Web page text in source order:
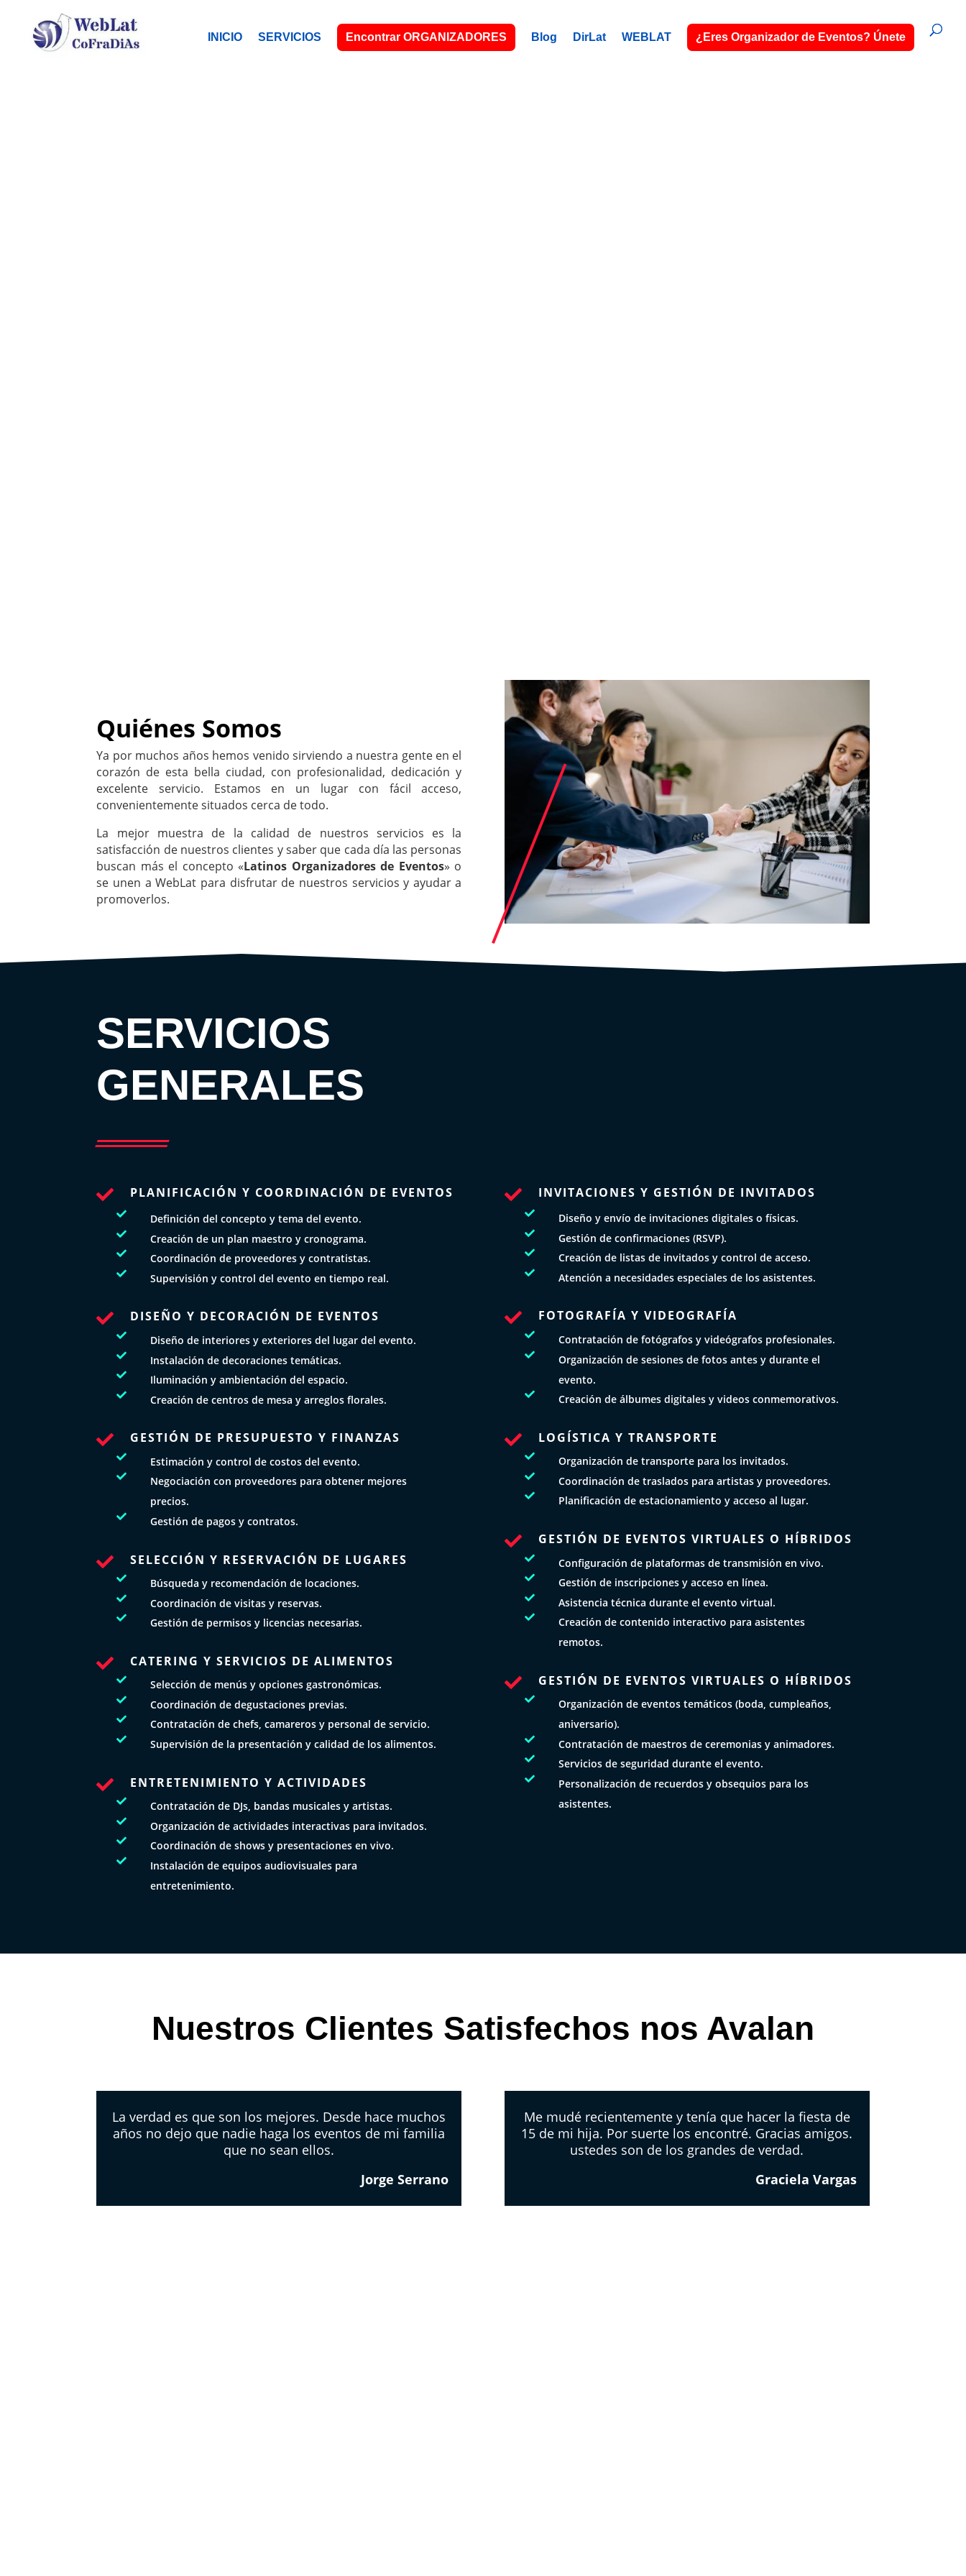
INICIO SERVICIOS Encontrar ORGANIZADORES Blog DirLat WEBLAT ¿Eres Organizador de Eventos? Únete
Quiénes Somos
Ya por muchos años hemos venido sirviendo a nuestra gente en el
corazón de esta bella ciudad, con profesionalidad, dedicación y
excelente servicio. Estamos en un lugar con fácil acceso,
convenientemente situados cerca de todo.
La mejor muestra de la calidad de nuestros servicios es la
satisfacción de nuestros clientes y saber que cada día las personas
buscan más el concepto «Latinos Organizadores de Eventos» o
se unen a WebLat para disfrutar de nuestros servicios y ayudar a
promoverlos.
SERVICIOS
GENERALES
 PLANIFICACIÓN Y COORDINACIÓN DE EVENTOS
 Definición del concepto y tema del evento.
 Creación de un plan maestro y cronograma.
 Coordinación de proveedores y contratistas.
 Supervisión y control del evento en tiempo real.
 DISEÑO Y DECORACIÓN DE EVENTOS
 Diseño de interiores y exteriores del lugar del evento.
 Instalación de decoraciones temáticas.
 Iluminación y ambientación del espacio.
 Creación de centros de mesa y arreglos florales.
 GESTIÓN DE PRESUPUESTO Y FINANZAS
 Estimación y control de costos del evento.

Negociación con proveedores para obtener mejores
precios.
 Gestión de pagos y contratos.
 SELECCIÓN Y RESERVACIÓN DE LUGARES
 Búsqueda y recomendación de locaciones.
 Coordinación de visitas y reservas.
 Gestión de permisos y licencias necesarias.
 CATERING Y SERVICIOS DE ALIMENTOS
 Selección de menús y opciones gastronómicas.
 Coordinación de degustaciones previas.
 Contratación de chefs, camareros y personal de servicio.
 Supervisión de la presentación y calidad de los alimentos.
 ENTRETENIMIENTO Y ACTIVIDADES
 Contratación de DJs, bandas musicales y artistas.
 Organización de actividades interactivas para invitados.
 Coordinación de shows y presentaciones en vivo.

Instalación de equipos audiovisuales para
entretenimiento.
 INVITACIONES Y GESTIÓN DE INVITADOS
 Diseño y envío de invitaciones digitales o físicas.
 Gestión de confirmaciones (RSVP).
 Creación de listas de invitados y control de acceso.
 Atención a necesidades especiales de los asistentes.
 FOTOGRAFÍA Y VIDEOGRAFÍA
 Contratación de fotógrafos y videógrafos profesionales.

Organización de sesiones de fotos antes y durante el
evento.
 Creación de álbumes digitales y videos conmemorativos.
 LOGÍSTICA Y TRANSPORTE
 Organización de transporte para los invitados.
 Coordinación de traslados para artistas y proveedores.
 Planificación de estacionamiento y acceso al lugar.
 GESTIÓN DE EVENTOS VIRTUALES O HÍBRIDOS
 Configuración de plataformas de transmisión en vivo.
 Gestión de inscripciones y acceso en línea.
 Asistencia técnica durante el evento virtual.

Creación de contenido interactivo para asistentes
remotos.
 GESTIÓN DE EVENTOS VIRTUALES O HÍBRIDOS

Organización de eventos temáticos (boda, cumpleaños,
aniversario).
 Contratación de maestros de ceremonias y animadores.
 Servicios de seguridad durante el evento.

Personalización de recuerdos y obsequios para los
asistentes.
Nuestros Clientes Satisfechos nos Avalan
La verdad es que son los mejores. Desde hace muchos
años no dejo que nadie haga los eventos de mi familia
que no sean ellos.
Jorge Serrano
Me mudé recientemente y tenía que hacer la fiesta de
15 de mi hija. Por suerte los encontré. Gracias amigos.
ustedes son de los grandes de verdad.
Graciela Vargas